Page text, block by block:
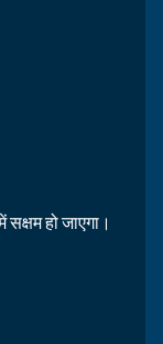
हो जाएगा।